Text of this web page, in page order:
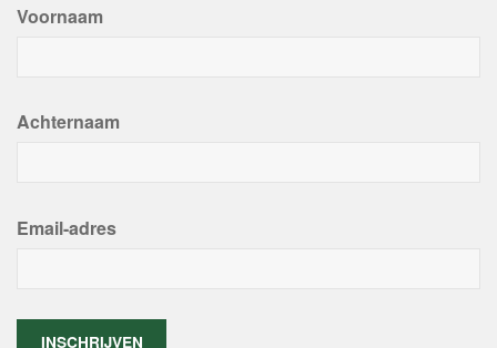
Voornaam
Achternaam
Email-adres